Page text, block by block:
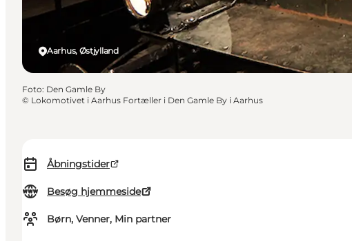
Åbningstider
Besøg hjemmeside
Børn, Venner, Min partner
Aarhus, Østjylland
Foto: Den Gamle By
© Lokomotivet i Aarhus Fortæller i Den Gamle By i Aarhus